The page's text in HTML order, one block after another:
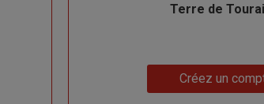
Terre de
Créez un